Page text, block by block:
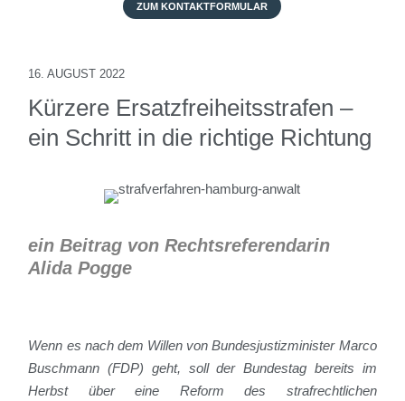
ZUM KONTAKTFORMULAR
16. AUGUST 2022
Kürzere Ersatzfreiheitsstrafen –
ein Schritt in die richtige Richtung
ein Beitrag von Rechtsreferendarin
Alida Pogge
Wenn es nach dem Willen von Bundesjustizminister Marco
Buschmann (FDP) geht, soll der Bundestag bereits im
Herbst über eine Reform des strafrechtlichen